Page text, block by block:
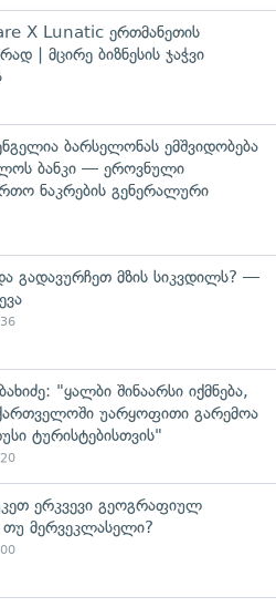
X Lunatic ერთმანეთის
| მცირე ბიზნესის ჯაჭვი
ბარსელონას ემშვიდობება
ბანკი — ეროვნული
ნაკრების გენერალური
გადავურჩეთ მზის სიკვდილს? —
"ყალბი შინაარსი იქმნება,
უარყოფითი გარემოა
ტურისტებისთვის"
ერკვევი გეოგრაფიულ
თუ მერვეკლასელი?